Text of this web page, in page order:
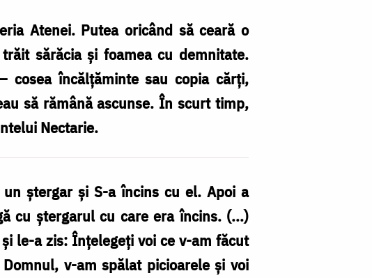
Atenei. Putea oricând să ceară o
sărăcia și foamea cu demnitate.
cosea încălțăminte sau copia cărți,
să rămână ascunse. În scurt timp,
Nectarie.
ștergar și S-a încins cu el. Apoi a
cu ștergarul cu care era încins. (...)
le-a zis: Înțelegeți voi ce v-am făcut
v-am spălat picioarele și voi